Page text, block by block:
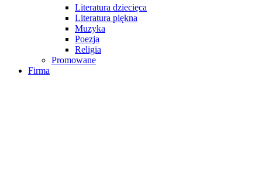
Literatura dziecięca
Literatura piękna
Muzyka
Poezja
Religia
Promowane
Firma